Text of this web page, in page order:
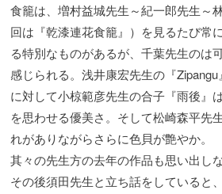
食籠は、増村益城先生～紀一郎先生～
回は『乾漆連花食籠』）を見るたび常
る特別なものがあるが、千葉先生のは
感じられる。浅井康宏先生の『
に対して小椋範彦先生の合子『雨後』
を思わせる優美さ。そして松崎森平先
れがありながらさらに色貝が艶やか。
其々の先生方の去年の作品も思い出し
その後須田先生と立ち話をしていると